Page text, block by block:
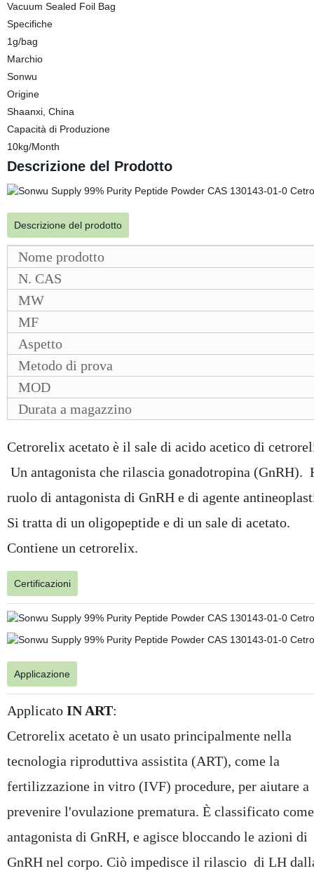
Vacuum Sealed Foil Bag
Specifiche
1g/bag
Marchio
Sonwu
Origine
Shaanxi, China
Capacità di Produzione
10kg/Month
Descrizione del Prodotto
Descrizione del prodotto
Nome prodotto
N. CAS
MW
MF
Aspetto
Metodo di prova
MOD
Durata a magazzino
Cetrorelix acetato è il sale di acido acetico di
Un antagonista che rilascia gonadotropina (GnRH).
ruolo di antagonista di GnRH e di agente
Si tratta di un oligopeptide e di un sale di acetato.
Contiene un cetrorelix.
Certificazioni
Applicazione
ApplicatoIN ART:
Cetrorelix acetato è un usato principalmente nella
tecnologia riproduttiva assistita (ART), come la
fertilizzazione in vitro (IVF) procedure, per aiutare a
prevenire l'ovulazione prematura. È classificato
antagonista di GnRH, e agisce bloccando le azioni di
GnRH nel corpo. Ciò impedisce il rilascio di LH